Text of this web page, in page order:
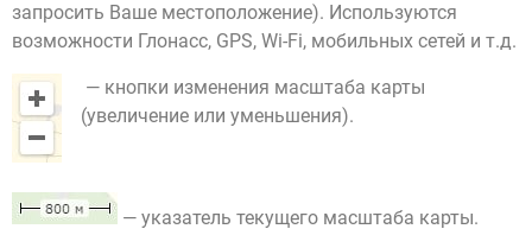
запросить Ваше местоположение). Используются
возможности Глонасс, GPS, Wi-Fi, мобильных сетей и т.д.
— кнопки изменения масштаба карты
(увеличение или уменьшения).
— указатель текущего масштаба карты.